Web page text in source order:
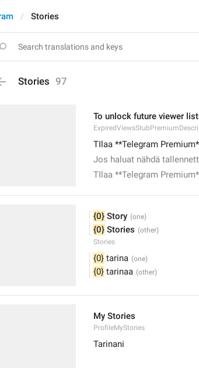
Stories
Stories 97
To unlock future viewer
TIlaa **Telegram
Jos haluat nähdä
TIlaa **Telegram
{0} Story
{0} Stories
Stories
{0} tarina
{0} tarinaa
My Stories
ProfileMyStories
Tarinani